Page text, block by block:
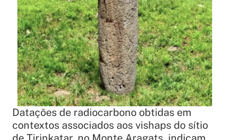
Datações de radiocarbono obtidas em
contextos associados aos vishaps do sítio